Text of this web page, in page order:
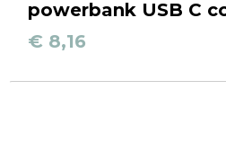
powerbank USB C
€ 8,16